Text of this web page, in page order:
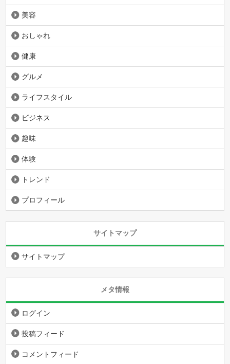
美容
おしゃれ
健康
グルメ
ライフスタイル
ビジネス
趣味
体験
トレンド
プロフィール
サイトマップ
サイトマップ
メタ情報
ログイン
投稿フィード
コメントフィード